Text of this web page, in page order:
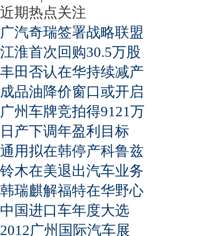
近期热点关注
广汽奇瑞签署战略联盟
江淮首次回购30.5万股
丰田否认在华持续减产
成品油降价窗口或开启
广州车牌竞拍得9121万
日产下调年盈利目标
通用拟在韩停产科鲁兹
铃木在美退出汽车业务
韩瑞麒解福特在华野心
中国进口车年度大选
2012广州国际汽车展